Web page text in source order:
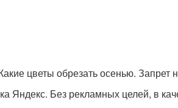
Яндекс. Без рекламных целей, в